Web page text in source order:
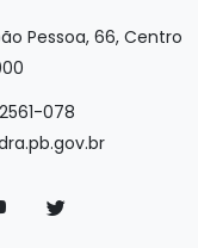
Pessoa, 66, Centro
078